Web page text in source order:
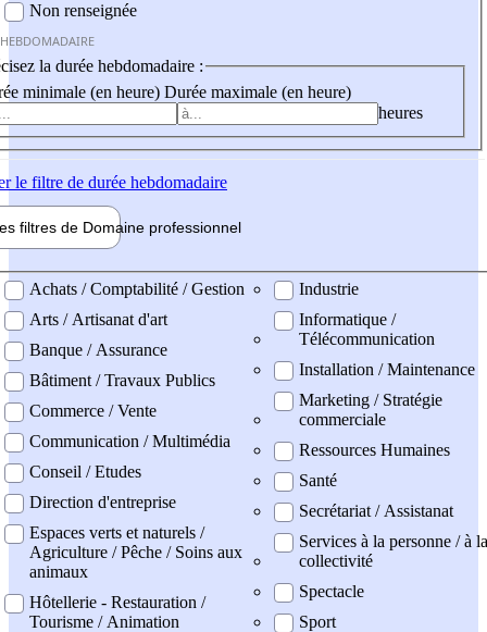
Non renseignée
la durée hebdomadaire :
minimale (en heure) Durée maximale (en heure)
heures
le filtre de durée hebdomadaire
filtres de Domaine professionnel
professionel
Achats / Comptabilité / Gestion
Arts / Artisanat d'art
Banque / Assurance
Bâtiment / Travaux Publics
Commerce / Vente
Communication / Multimédia
Conseil / Etudes
Direction d'entreprise
Espaces verts et naturels /
Agriculture / Pêche / Soins aux
animaux
Hôtellerie - Restauration /
Tourisme / Animation
Industrie
Informatique /
Télécommunication
Installation / Maintenance
Marketing / Stratégie
commerciale
Ressources Humaines
Santé
Secrétariat / Assistanat
Services à la personne / à la
collectivité
Spectacle
Sport